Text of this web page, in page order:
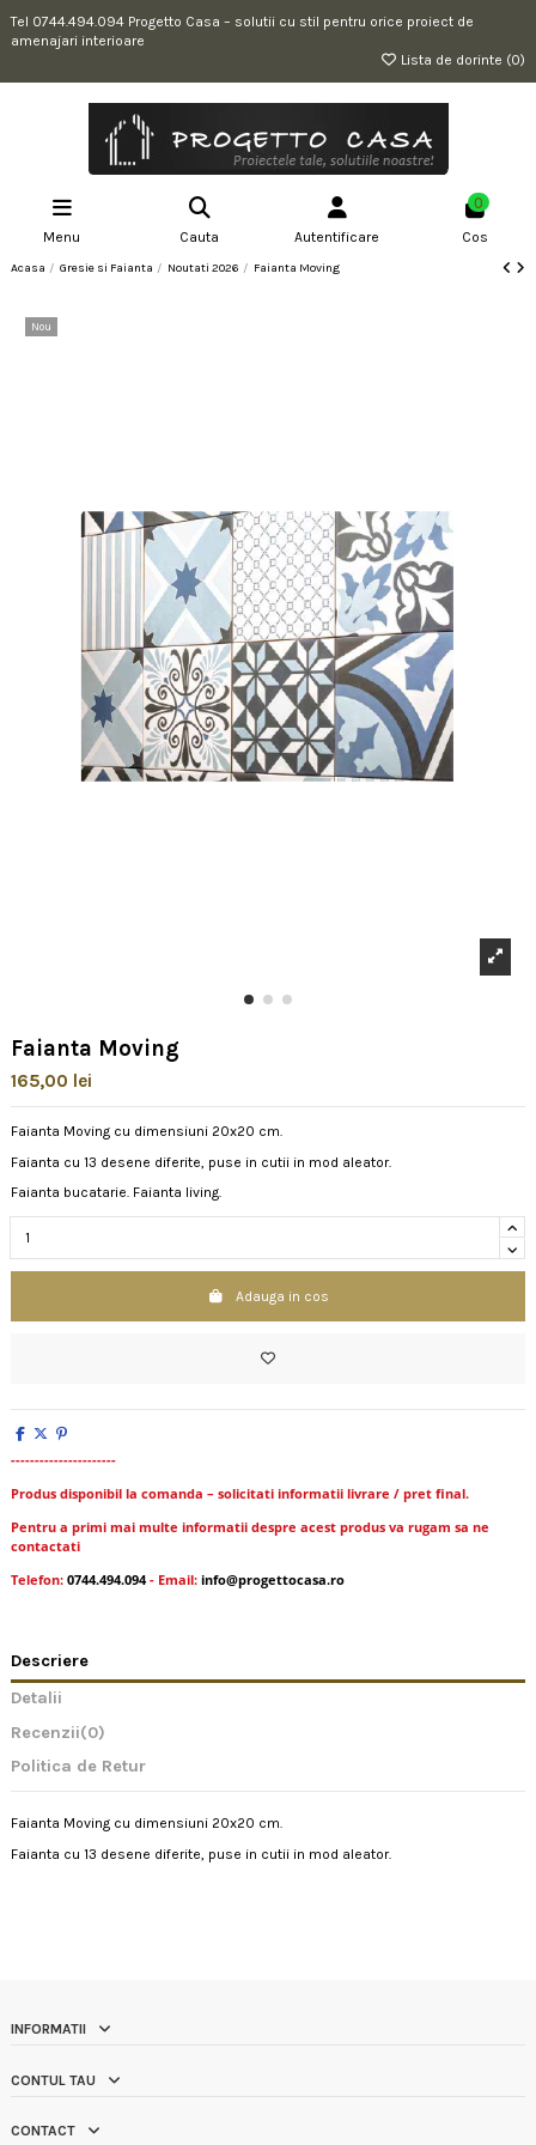
Tel 0744.494.094 Progetto Casa – solutii cu stil pentru orice proiect de
amenajari interioare
Lista de dorinte (0)
Menu Cauta Autentificare
0
Cos
Acasa Gresie si Faianta Noutati 2026 Faianta Moving
Nou
Faianta Moving
165,00 lei
Faianta Moving cu dimensiuni 20x20 cm.
Faianta cu 13 desene diferite, puse in cutii in mod aleator.
Faianta bucatarie. Faianta living.
Adauga in cos
----------------------
Produs disponibil la comanda – solicitati informatii livrare / pret final.
Pentru a primi mai multe informatii despre acest produs va rugam sa ne
contactati
Telefon: 0744.494.094- Email: info@progettocasa.ro
Descriere
Detalii
Recenzii(0)
Politica de Retur
Faianta Moving cu dimensiuni 20x20 cm.
Faianta cu 13 desene diferite, puse in cutii in mod aleator.
INFORMATII
CONTUL TAU
CONTACT